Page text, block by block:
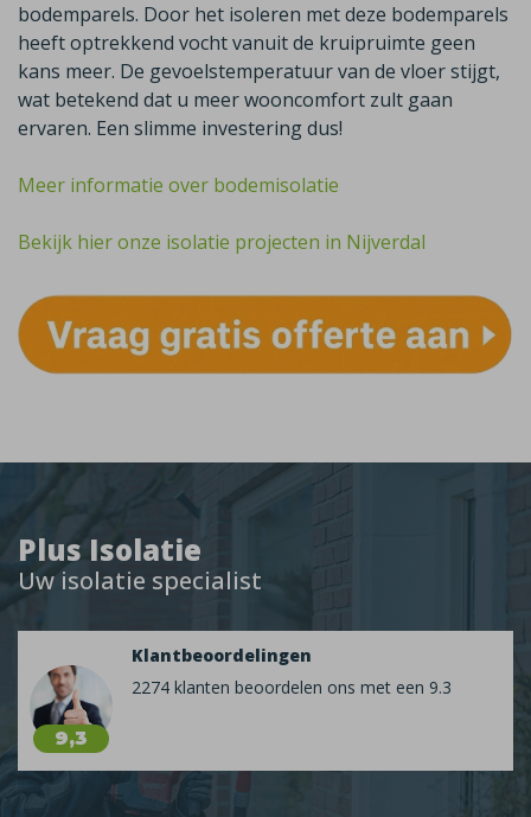
Plus Isolatie
Uw isolatie specialist
9,3
Klantbeoordelingen
2274 klanten beoordelen ons met een 9.3
bodemparels. Door het isoleren met deze bodemparels
heeft optrekkend vocht vanuit de kruipruimte geen
kans meer. De gevoelstemperatuur van de vloer stijgt,
wat betekend dat u meer wooncomfort zult gaan
ervaren. Een slimme investering dus!
Meer informatie over bodemisolatie
Bekijk hier onze isolatie projecten in Nijverdal